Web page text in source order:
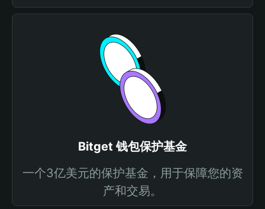
Bitget 钱包保护基金
一个3亿美元的保护基金，用于保障您的资
产和交易。